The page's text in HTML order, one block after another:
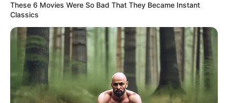
These 6 Movies Were So Bad That They Became Instant
Classics